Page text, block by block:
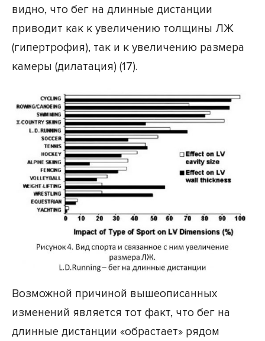
видно, что бег на длинные дистанции
приводит как к увеличению толщины ЛЖ
(гипертрофия), так и к увеличению размера
камеры (дилатация) (17).
Возможной причиной вышеописанных
изменений является тот факт, что бег на
длинные дистанции «обрастает» рядом